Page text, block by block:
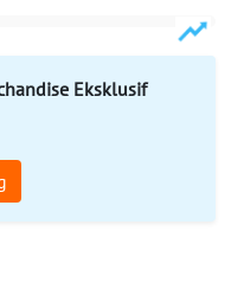
Eksklusif